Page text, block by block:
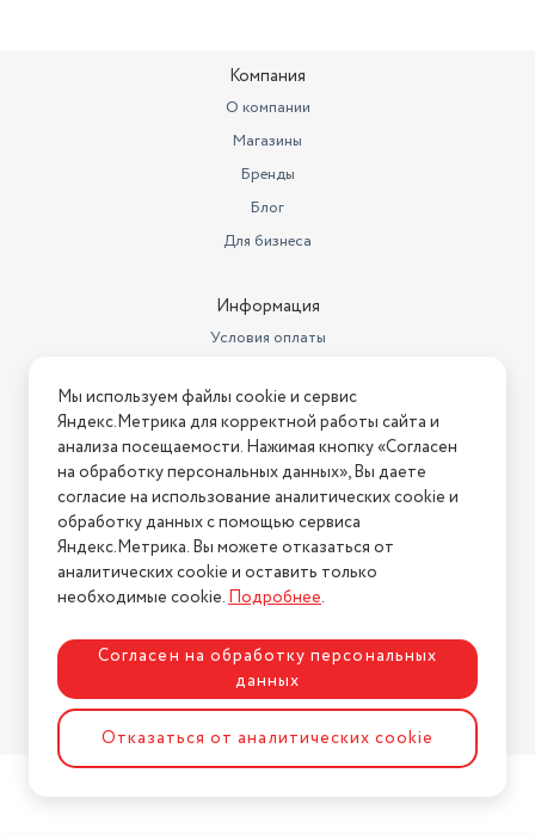
Компания
О компании
Магазины
Бренды
Блог
Для бизнеса
Информация
Условия оплаты
Условия возврата
Нашли ошибку на сайте? Напишите нам
2026 © Интернет-магазин "АстМаркет". У нас есть всё!
Политика конфиденциальности
Разработка сайтаASTDESIGN
Мы используем файлы cookie и сервис
Яндекс.Метрика для корректной работы сайта и
анализа посещаемости. Нажимая кнопку «Согласен
на обработку персональных данных», Вы даете
согласие на использование аналитических cookie и
обработку данных с помощью сервиса
Яндекс.Метрика. Вы можете отказаться от
аналитических cookie и оставить только
необходимые cookie.Подробнее.
Согласен на обработку персональных
данных
Отказаться от аналитических cookie